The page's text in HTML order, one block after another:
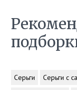
Серьги Серьги с